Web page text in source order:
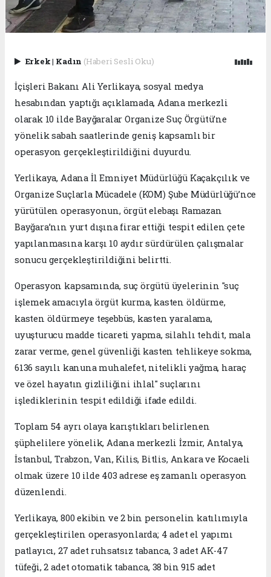
Erkek| Kadın (Haberi Sesli Oku)
İçişleri Bakanı Ali Yerlikaya, sosyal medya
hesabından yaptığı açıklamada, Adana merkezli
olarak 10 ilde Bayğaralar Organize Suç Örgütü’ne
yönelik sabah saatlerinde geniş kapsamlı bir
operasyon gerçekleştirildiğini duyurdu.
Yerlikaya, Adana İl Emniyet Müdürlüğü Kaçakçılık ve
Organize Suçlarla Mücadele (KOM) Şube Müdürlüğü’nce
yürütülen operasyonun, örgüt elebaşı Ramazan
Bayğara’nın yurt dışına firar ettiği tespit edilen çete
yapılanmasına karşı 10 aydır sürdürülen çalışmalar
sonucu gerçekleştirildiğini belirtti.
Operasyon kapsamında, suç örgütü üyelerinin "suç
işlemek amacıyla örgüt kurma, kasten öldürme,
kasten öldürmeye teşebbüs, kasten yaralama,
uyuşturucu madde ticareti yapma, silahlı tehdit, mala
zarar verme, genel güvenliği kasten tehlikeye sokma,
6136 sayılı kanuna muhalefet, nitelikli yağma, haraç
ve özel hayatın gizliliğini ihlal" suçlarını
işlediklerinin tespit edildiği ifade edildi.
Toplam 54 ayrı olaya karıştıkları belirlenen
şüphelilere yönelik, Adana merkezli İzmir, Antalya,
İstanbul, Trabzon, Van, Kilis, Bitlis, Ankara ve Kocaeli
olmak üzere 10 ilde 403 adrese eş zamanlı operasyon
düzenlendi.
Yerlikaya, 800 ekibin ve 2 bin personelin katılımıyla
gerçekleştirilen operasyonlarda; 4 adet el yapımı
patlayıcı, 27 adet ruhsatsız tabanca, 3 adet AK-47
tüfeği, 2 adet otomatik tabanca, 38 bin 915 adet